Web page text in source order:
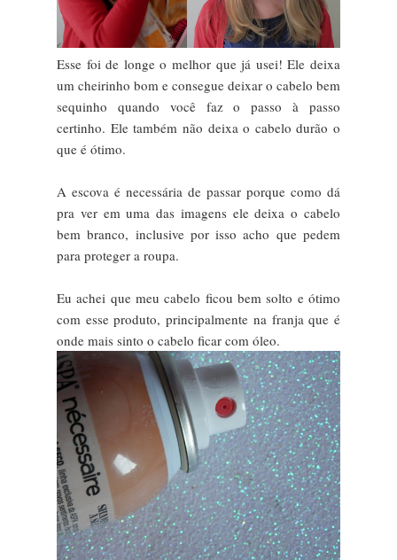
Esse foi de longe o melhor que já usei! Ele deixa
um cheirinho bom e consegue deixar o cabelo bem
sequinho quando você faz o passo à passo
certinho. Ele também não deixa o cabelo durão o
que é ótimo.
A escova é necessária de passar porque como dá
pra ver em uma das imagens ele deixa o cabelo
bem branco, inclusive por isso acho que pedem
para proteger a roupa.
Eu achei que meu cabelo ficou bem solto e ótimo
com esse produto, principalmente na franja que é
onde mais sinto o cabelo ficar com óleo.